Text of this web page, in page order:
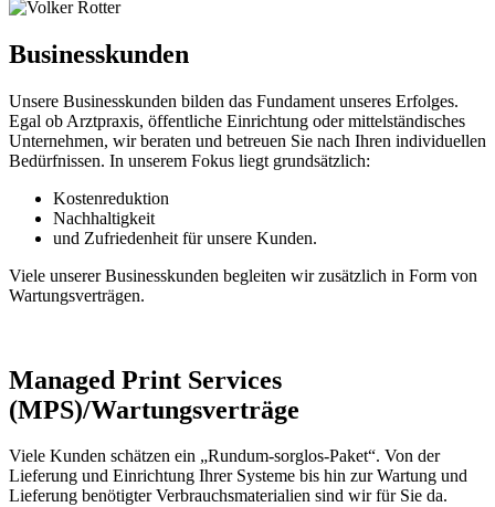
Businesskunden
Unsere Businesskunden bilden das Fundament unseres Erfolges.
Egal ob Arztpraxis, öffentliche Einrichtung oder mittelständisches
Unternehmen, wir beraten und betreuen Sie nach Ihren individuellen
Bedürfnissen. In unserem Fokus liegt grundsätzlich:
Kostenreduktion
Nachhaltigkeit
und Zufriedenheit für unsere Kunden.
Viele unserer Businesskunden begleiten wir zusätzlich in Form von
Wartungsverträgen.
Managed Print Services
(MPS)/Wartungsverträge
Viele Kunden schätzen ein „Rundum-sorglos-Paket“. Von der
Lieferung und Einrichtung Ihrer Systeme bis hin zur Wartung und
Lieferung benötigter Verbrauchsmaterialien sind wir für Sie da.